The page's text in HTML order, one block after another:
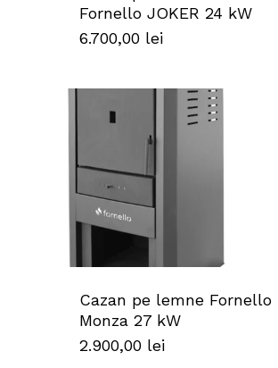
Fornello JOKER 24 kW
6.700,00 lei
Cazan pe lemne Fornello
Monza 27 kW
2.900,00 lei